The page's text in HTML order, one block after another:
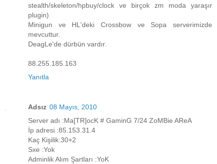
stealth/skeleton/hpbuy/clock ve birçok zm moda yaraşır
plugin)
Minigun ve HL'deki Crossbow ve Sopa serverimizde
mevcuttur.
DeagLe'de dürbün vardır.
88.255.185.163
Yanıtla
Adsız 08 Mayıs, 2010
Server adı :Ma[TR]ocK # GaminG 7/24 ZoMBie AReA
İp adresi :85.153.31.4
Kaç Kişilik:30+2
Sxe :Yok
Adminlik Alım Şartları :YoK